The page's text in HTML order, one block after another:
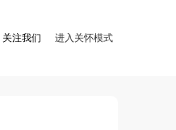
关注我们 进入关怀模式